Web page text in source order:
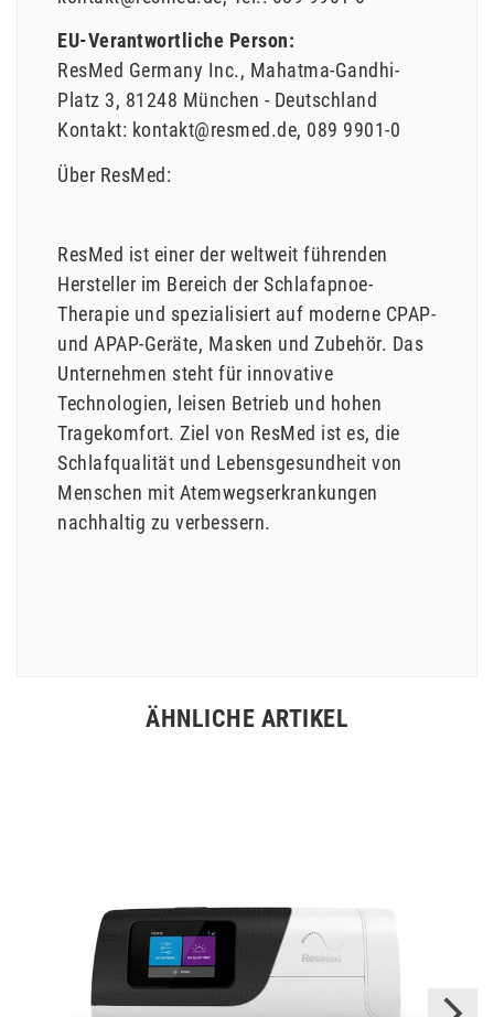
EU-Verantwortliche Person:
ResMed Germany Inc. Mahatma-Gandhi-
Platz 3 81248 München
Deutschland
Kontakt: kontakt@resmed.de 089 9901-0
Über ResMed:
ResMed ist einer der weltweit führenden
Hersteller im Bereich der Schlafapnoe-
Therapie und spezialisiert auf moderne CPAP-
und APAP-Geräte, Masken und Zubehör. Das
Unternehmen steht für innovative
Technologien, leisen Betrieb und hohen
Tragekomfort. Ziel von ResMed ist es, die
Schlafqualität und Lebensgesundheit von
Menschen mit Atemwegserkrankungen
nachhaltig zu verbessern.
ÄHNLICHE ARTIKEL